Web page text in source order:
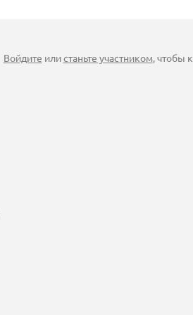
Войдите илистаньте участником, чтобы